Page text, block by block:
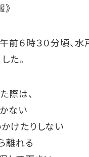
午前６時３０分頃、
た。
際は、
ない
けたりしない
離れる